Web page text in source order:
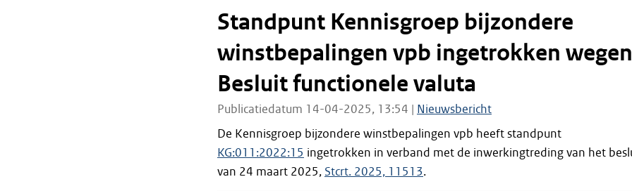
Standpunt Kennisgroep bijzondere
winstbepalingen vpb ingetrokken
Besluit functionele valuta
Publicatiedatum 14-04-2025, 13:54 | Nieuwsbericht
De Kennisgroep bijzondere winstbepalingen vpb heeft standpunt
KG:011:2022:15 ingetrokken in verband met de inwerkingtreding van het
van 24 maart 2025, Stcrt. 2025, 11513.